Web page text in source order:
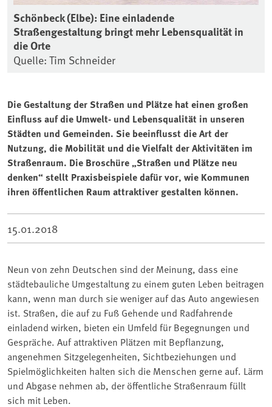
Schönbeck (Elbe): Eine einladende
Straßengestaltung bringt mehr Lebensqualität in
die Orte
Quelle: Tim Schneider
Die Gestaltung der Straßen und Plätze hat einen großen
Einfluss auf die Umwelt- und Lebensqualität in unseren
Städten und Gemeinden. Sie beeinflusst die Art der
Nutzung, die Mobilität und die Vielfalt der Aktivitäten im
Straßenraum. Die Broschüre „Straßen und Plätze neu
denken“ stellt Praxisbeispiele dafür vor, wie Kommunen
ihren öffentlichen Raum attraktiver gestalten können.
15.01.2018
Neun von zehn Deutschen sind der Meinung, dass eine
städtebauliche Umgestaltung zu einem guten Leben beitragen
kann, wenn man durch sie weniger auf das Auto angewiesen
ist. Straßen, die auf zu Fuß Gehende und Radfahrende
einladend wirken, bieten ein Umfeld für Begegnungen und
Gespräche. Auf attraktiven Plätzen mit Bepflanzung,
angenehmen Sitzgelegenheiten, Sichtbeziehungen und
Spielmöglichkeiten halten sich die Menschen gerne auf. Lärm
und Abgase nehmen ab, der öffentliche Straßenraum füllt
sich mit Leben.